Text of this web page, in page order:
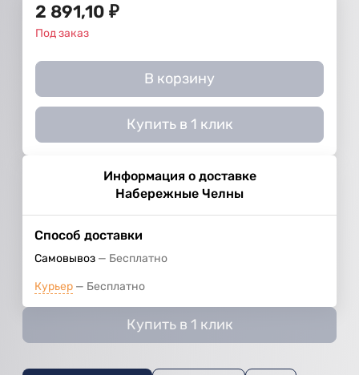
2 891,10 ₽
Под заказ
В корзину
Купить в 1 клик
Информация о доставке
Набережные Челны
Способ доставки
Самовывоз Бесплатно
Курьер Бесплатно
Купить в 1 клик